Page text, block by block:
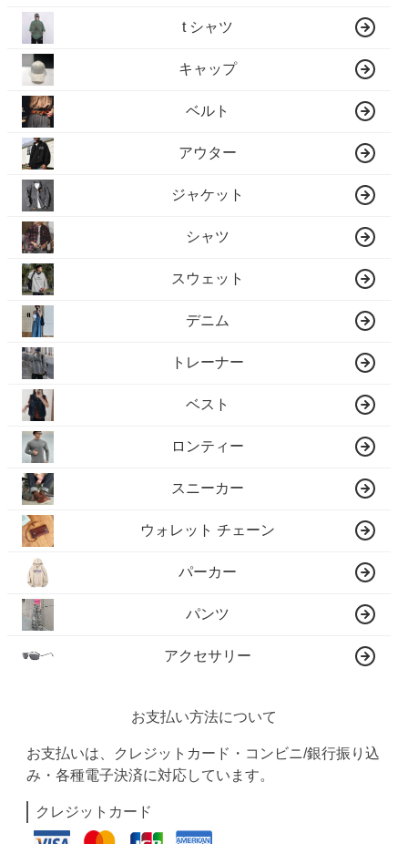
t シャツ
キャップ
ベルト
アウター
ジャケット
シャツ
スウェット
デニム
トレーナー
ベスト
ロンティー
スニーカー
ウォレット チェーン
パーカー
パンツ
アクセサリー
お支払い方法について
お支払いは、クレジットカード・コンビニ/銀行振り込
み・各種電子決済に対応しています。
クレジットカード